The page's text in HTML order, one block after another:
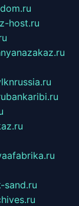
z-host.ru
bankaribi.ru
sand.ru